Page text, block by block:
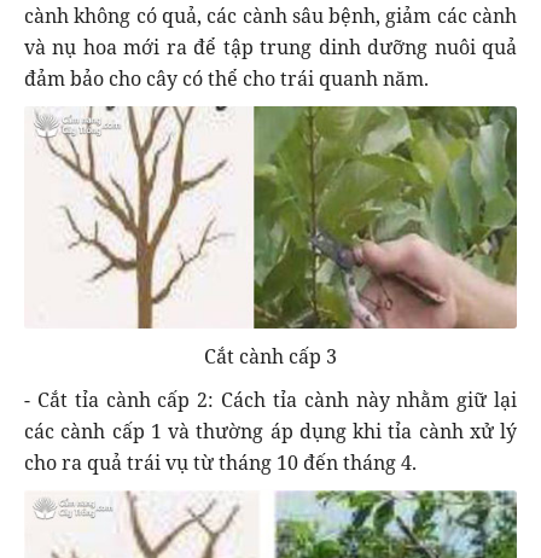
cành không có quả, các cành sâu bệnh, giảm các cành
và nụ hoa mới ra để tập trung dinh dưỡng nuôi quả
đảm bảo cho cây có thể cho trái quanh năm.
Cắt cành cấp 3
- Cắt tỉa cành cấp 2: Cách tỉa cành này nhằm giữ lại
các cành cấp 1 và thường áp dụng khi tỉa cành xử lý
cho ra quả trái vụ từ tháng 10 đến tháng 4.